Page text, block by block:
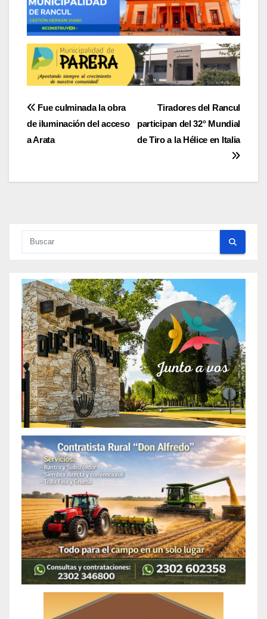
Navegación
de
Tiradores del Rancul
participan del 32° Mundial
de Tiro a la Hélice en Italia
Fue culminada la obra
de iluminación del acceso
a Arata